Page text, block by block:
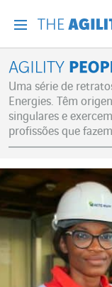
Agility
Uma série de
Energies. Têm
singulares e
profissões que